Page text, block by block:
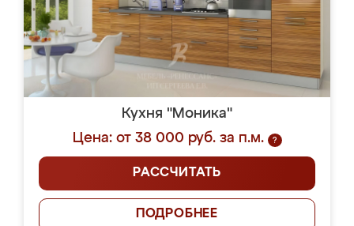
Кухня "Моника"
Цена: от 38 000 руб. за п.м.
?
РАССЧИТАТЬ
ПОДРОБНЕЕ